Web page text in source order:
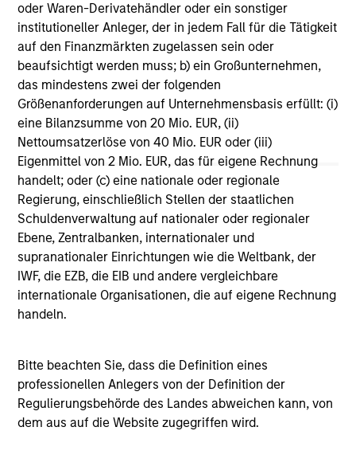
oder Waren-Derivatehändler oder ein sonstiger
institutioneller Anleger, der in jedem Fall für die Tätigkeit
auf den Finanzmärkten zugelassen sein oder
beaufsichtigt werden muss; b) ein Großunternehmen,
das mindestens zwei der folgenden
Größenanforderungen auf Unternehmensbasis erfüllt: (i)
eine Bilanzsumme von 20 Mio. EUR, (ii)
Nettoumsatzerlöse von 40 Mio. EUR oder (iii)
Eigenmittel von 2 Mio. EUR, das für eigene Rechnung
handelt; oder (c) eine nationale oder regionale
Regierung, einschließlich Stellen der staatlichen
Schuldenverwaltung auf nationaler oder regionaler
Ebene, Zentralbanken, internationaler und
supranationaler Einrichtungen wie die Weltbank, der
IWF, die EZB, die EIB und andere vergleichbare
internationale Organisationen, die auf eigene Rechnung
handeln.
Bitte beachten Sie, dass die Definition eines
professionellen Anlegers von der Definition der
Regulierungsbehörde des Landes abweichen kann, von
dem aus auf die Website zugegriffen wird.
DasMorningstar Rating™(Sterne-Rating) für Fonds wird
für Vermögensverwaltungsprodukte (wie Investmentfonds,
Variable-Annuity- und Variable-Life-Unterkonten (variable
Renten- und Lebensversicherung), börsennotierte Fonds,
geschlossene Fonds und separate Konten) berechnet, die
seit mindestens drei Jahren existieren. Börsennotierte
Fonds und offene Investmentfonds werden zu
Vergleichszwecken zu einer Kategorie zusammengefasst.
Das Rating wird anhand der Morningstar Risk-Adjusted
Return (MRAR) berechnet, eine Kennzahl, die die
Schwankungen der monatlichen Überschussrendite eines
verwalteten Produkts berücksichtigt. Dabei wird
besonderes Gewicht auf die negativen
Performanceschwankungen und eine beständige
Wertentwicklung gelegt. Die besten 10% der Produkte in
jeder Kategorie erhalten 5 Sterne, die nächsten 22,5% 4
Sterne, die nächsten 35% 3 Sterne, die nächsten 22,5% 2
Sterne und die unteren 10% 1 Stern. Das Morningstar-
Gesamtrating für ein verwaltetes Produkt ergibt sich aus
dem gewichteten Durchschnitt der Morningstar-Ratings
Rating/40% Drei-Jahres-Rating für Gesamtrenditen von 60–
119 Monaten und 50% Zehn-Jahres-Rating/30% Fünf-
Jahres-Rating/20% Drei-Jahres-Rating für Gesamtrenditen
von mindestens 120 Monaten. Zwar scheint die Formel für
das Zehn-Jahres-Gesamtrating den Zehn-Jahres-Zeitraum